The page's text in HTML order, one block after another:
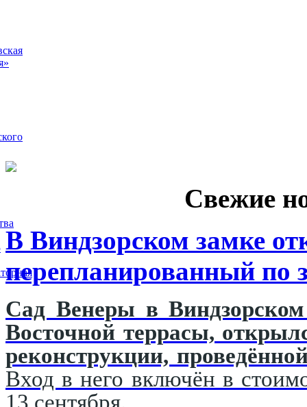
Свежие
В Виндзорском замке
перепланированный
Сад Венеры в
Восточной террасы,
реконструкции,
Вход в него включён в
13 сентября.